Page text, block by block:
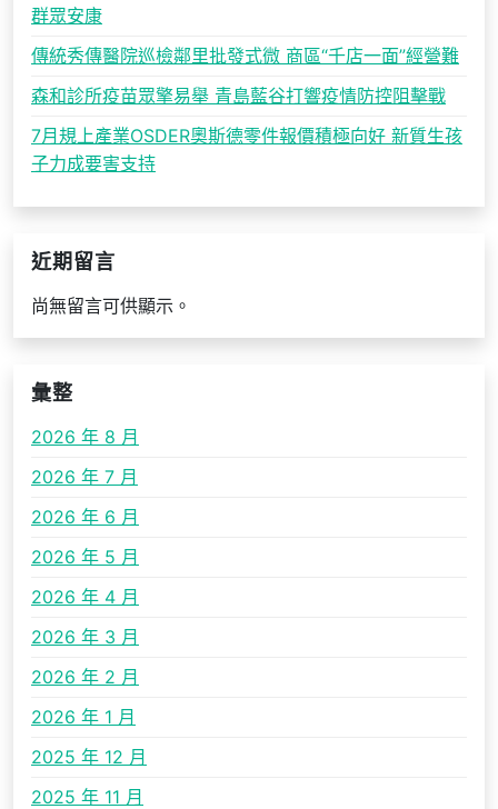
群眾安康
傳統秀傳醫院巡檢鄰里批發式微 商區“千店一面”經營難
森和診所疫苗眾擎易舉 青島藍谷打響疫情防控阻擊戰
7月規上產業OSDER奧斯德零件報價積極向好 新質生孩
子力成要害支持
近期留言
尚無留言可供顯示。
彙整
2026 年 8 月
2026 年 7 月
2026 年 6 月
2026 年 5 月
2026 年 4 月
2026 年 3 月
2026 年 2 月
2026 年 1 月
2025 年 12 月
2025 年 11 月